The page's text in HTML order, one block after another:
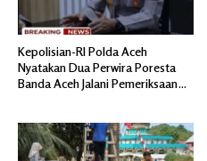
Kepolisian-RI Polda Aceh
Nyatakan Dua Perwira Poresta
Banda Aceh Jalani Pemeriksaan